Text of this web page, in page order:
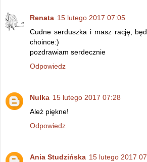
Renata 15 lutego 2017 07:05
Cudne serduszka i masz rację,
choince:)
pozdrawiam serdecznie
Odpowiedz
Nulka 15 lutego 2017 07:28
Ależ piękne!
Odpowiedz
Ania Studzińska 15 lutego 2017